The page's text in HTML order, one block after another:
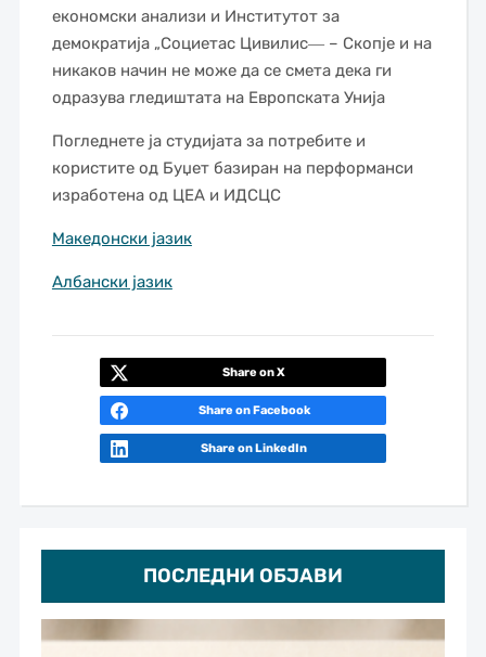
ПОСЛЕДНИ ОБЈАВИ
економски анализи и Институтот за
демократија „Социетас Цивилис― – Скопје и на
никаков начин не може да се смета дека ги
одразува гледиштата на Европската Унија
Погледнете ја студијата за потребите и
користите од Буџет базиран на перформанси
изработена од ЦЕА и ИДСЦС
Македонски јазик
Албански јазик
Share on X
Share on Facebook
Share on LinkedIn